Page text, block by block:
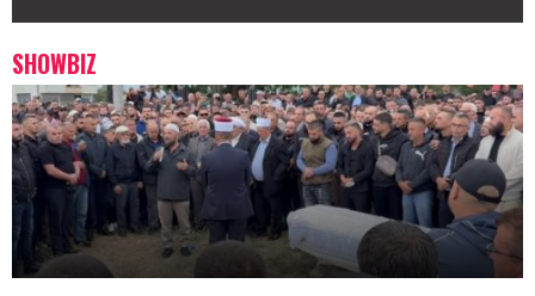
SHOWBIZ